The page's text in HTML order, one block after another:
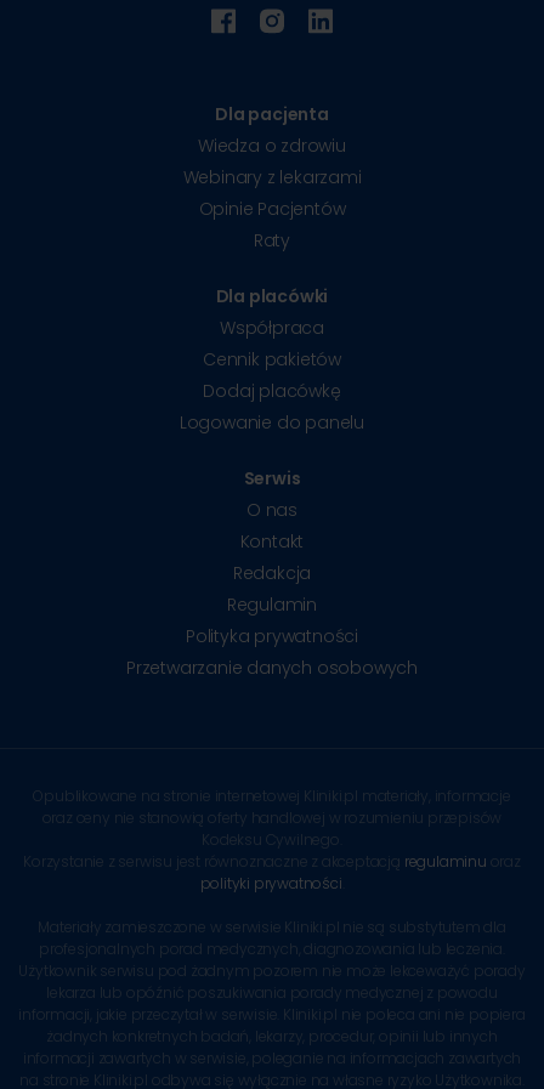
Dla pacjenta
Wiedza o zdrowiu
Webinary z lekarzami
Opinie Pacjentów
Raty
Dla placówki
Współpraca
Cennik pakietów
Dodaj placówkę
Logowanie do panelu
Serwis
O nas
Kontakt
Redakcja
Regulamin
Polityka prywatności
Przetwarzanie danych osobowych
Opublikowane na stronie internetowej Kliniki.pl materiały, informacje
oraz ceny nie stanowią oferty handlowej w rozumieniu przepisów
Kodeksu Cywilnego.
Korzystanie z serwisu jest równoznaczne z akceptacją regulaminu oraz
polityki prywatności
Materiały zamieszczone w serwisie Kliniki.pl nie są substytutem dla
profesjonalnych porad medycznych, diagnozowania lub leczenia.
Użytkownik serwisu pod żadnym pozorem nie może lekceważyć porady
lekarza lub opóźnić poszukiwania porady medycznej z powodu
informacji, jakie przeczytał w serwisie. Kliniki.pl nie poleca ani nie popiera
żadnych konkretnych badań, lekarzy, procedur, opinii lub innych
informacji zawartych w serwisie, poleganie na informacjach zawartych
na stronie Kliniki.pl odbywa się wyłącznie na własne ryzyko Użytkownika.